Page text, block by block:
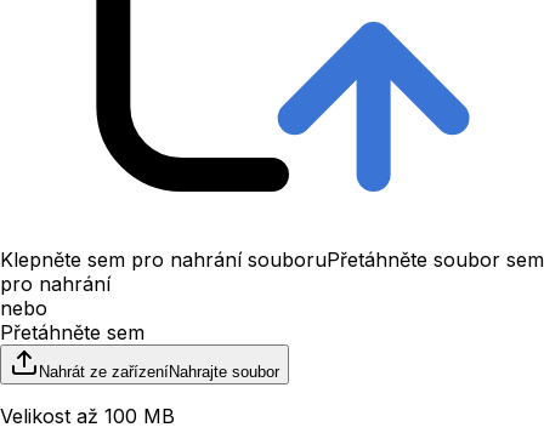
Klepněte sem pro nahrání souboruPřetáhněte soubor sem
pro nahrání
nebo
Přetáhněte sem
Nahrát ze zařízeníNahrajte soubor
Velikost až 100 MB